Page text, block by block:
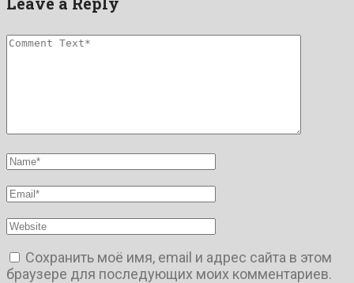
Сохранить моё имя, email и адрес сайта в этом
браузере для последующих моих комментариев.